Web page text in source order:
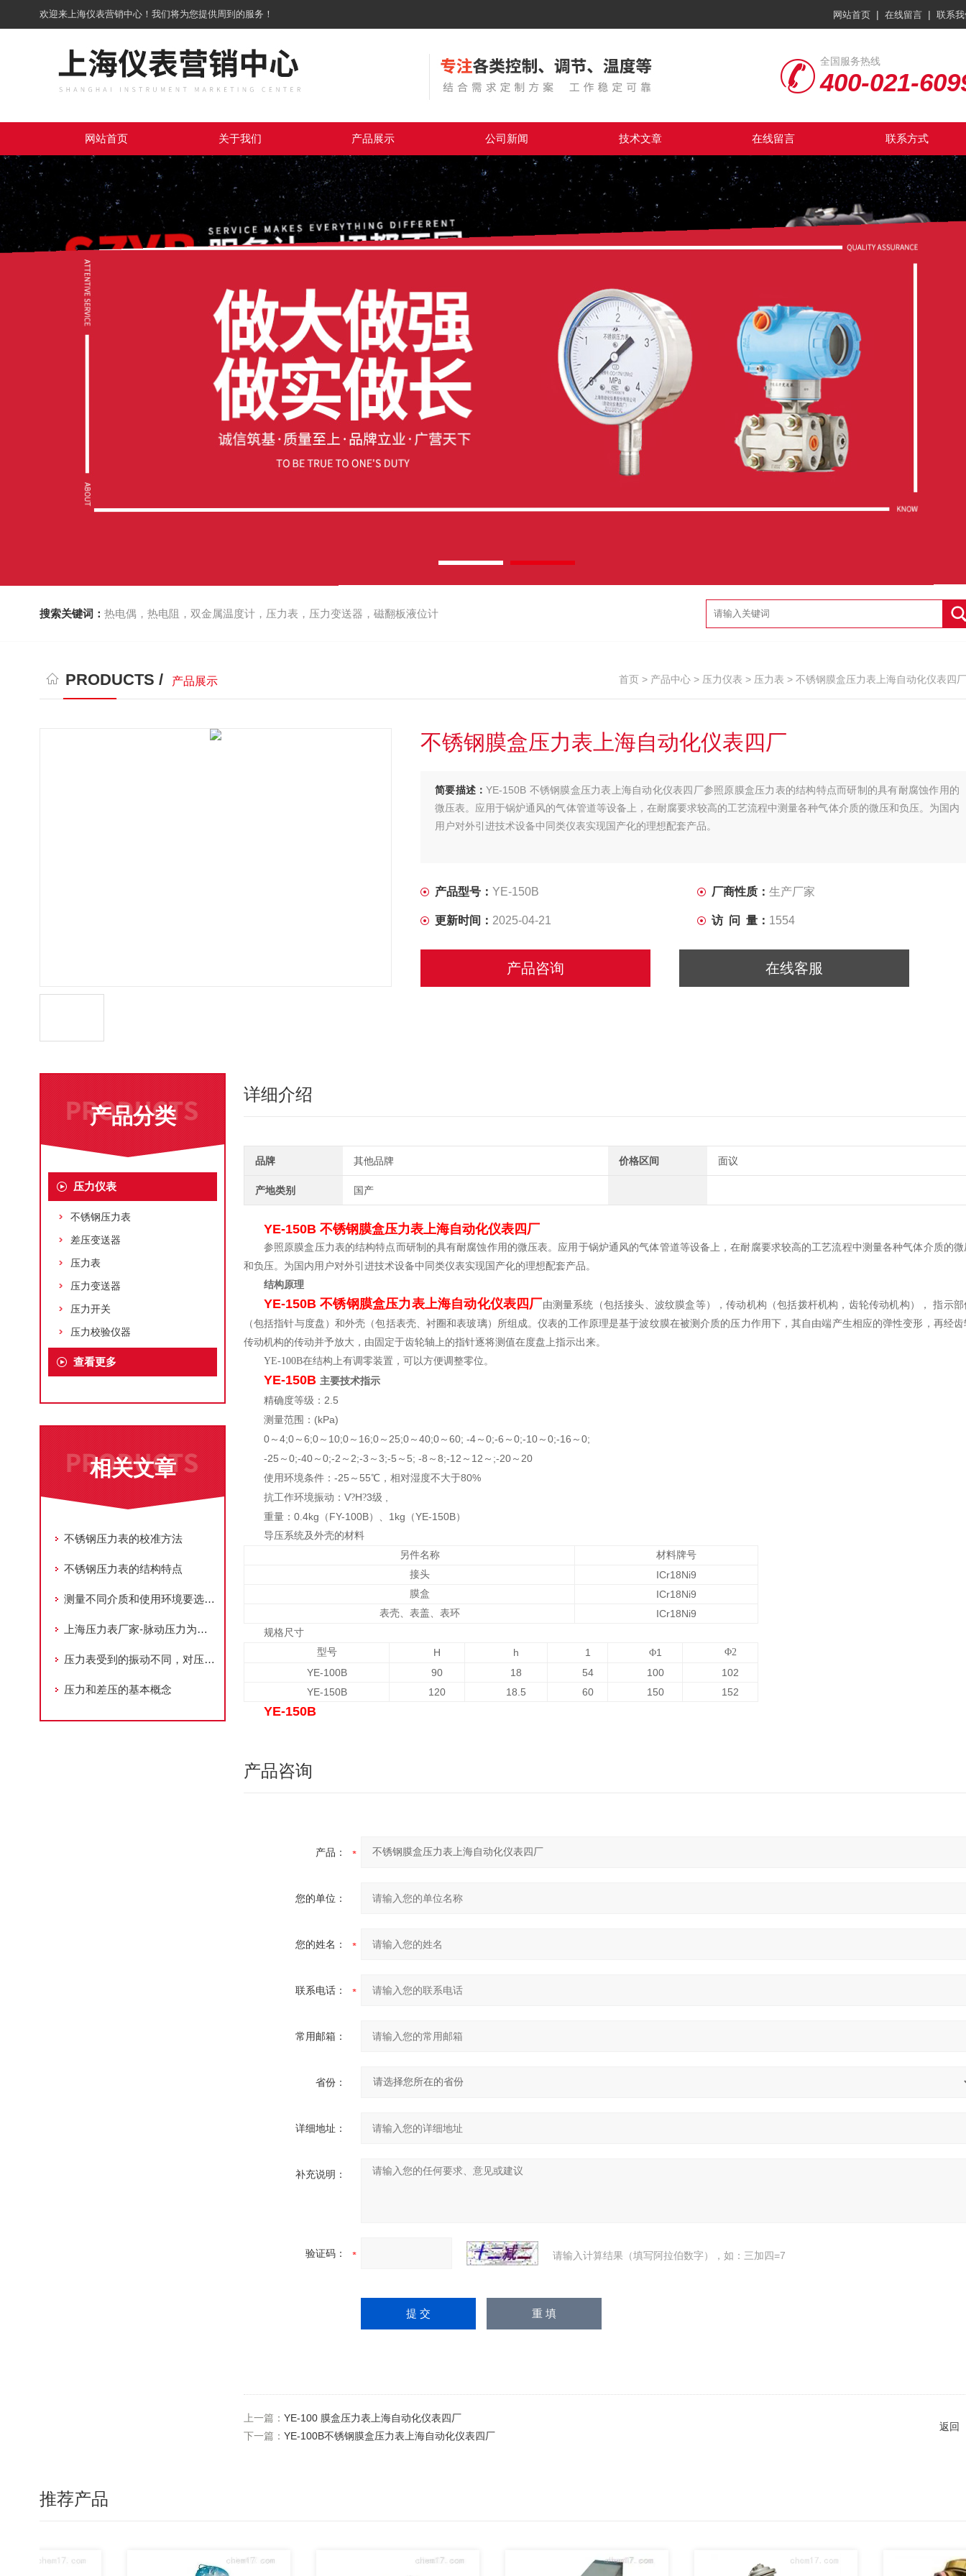
欢迎来上海仪表营销中心！我们将为您提供周到的服务！ 网站首页 | 在线留言 | 联系
全国服务热线
400-021-
网站首页 关于我们 产品展示 公司新闻 技术文章 在线留言 联系方式
搜索关键词： 热电偶，热电阻，双金属温度计，压力表，压力变送器，磁翻板液位计
PRODUCTS / 产品展示 首页 > 产品中心 > 压力仪表 > 压力表 > 不锈钢膜盒压力表上海自动化仪表四厂
不锈钢膜盒压力表上海自动化仪表四厂
简要描述：YE-150B 不锈钢膜盒压力表上海自动化仪表四厂参照原膜盒压力表的结构特点而研制的具有耐腐蚀作用的
微压表。应用于锅炉通风的气体管道等设备上，在耐腐要求较高的工艺流程中测量各种气体介质的微压和负压。为国内
用户对外引进技术设备中同类仪表实现国产化的理想配套产品。
产品型号： YE-150B 厂商性质： 生产厂家
更新时间： 2025-04-21 访 问 量： 1554
产品咨询 在线客服
产品分类
压力仪表
不锈钢压力表
差压变送器
压力表
压力变送器
压力开关
压力校验仪器
查看更多
相关文章
不锈钢压力表的校准方法
不锈钢压力表的结构特点
测量不同介质和使用环境要选用不同种类压力表
上海压力表厂家-脉动压力为负荷时，压力表应符合哪些要求
压力表受到的振动不同，对压力的增减幅也不同
压力和差压的基本概念
详细介绍
品牌 其他品牌 价格区间 面议
产地类别 国产
YE-150B 不锈钢膜盒压力表上海自动化仪表四厂
参照原膜盒压力表的结构特点而研制的具有耐腐蚀作用的微压表。应用于锅炉通风的气体管道等设备上，在耐腐要求较高的工艺流程中测量各种气体介质的微
和负压。为国内用户对外引进技术设备中同类仪表实现国产化的理想配套产品。
结构原理
YE-150B不锈钢膜盒压力表上海自动化仪表四厂由测量系统（包括接头、波纹膜盒等），传动机构（包括拨杆机构，齿轮传动机构）， 指示部
（包括指针与度盘）和外壳（包括表壳、衬圈和表玻璃）所组成。仪表的工作原理是基于波纹膜在被测介质的压力作用下，其自由端产生相应的弹性变形，再经齿
传动机构的传动并予放大，由固定于齿轮轴上的指针逐将测值在度盘上指示出来。
YE-100B在结构上有调零装置，可以方便调整零位。
YE-150B 主要技术指示
精确度等级： 2.5
测量范围： (kPa)
0 ～ 4;0 ～ 6;0 ～ 10;0 ～ 16;0 ～ 25;0 ～ 40;0 ～ 60; -4 ～ 0;-6 ～ 0;-10 ～ 0;-16 ～ 0;
-25 ～ 0;-40 ～ 0;-2 ～ 2;-3 ～ 3;-5 ～ 5; -8 ～ 8;-12 ～ 12 ～ ;-20 ～ 20
使用环境条件： -25 ～ 55℃，相对湿度不大于80%
抗工作环境振动： V?H?3级
重量： 0.4kg （ FY-100B）、 1kg （YE-150B）
导压系统及外壳的材料
另件名称
材料牌号
接头
ICr18Ni9
膜盒 ICr18Ni9
表壳、表盖、表环 ICr18Ni9
规格尺寸
型号
H h 1 Φ1 Φ2
YE-100B 90 18 54 100
102
YE-150B
120 18.5 60 150 152
YE-150B
产品咨询
产品：
您的单位：
您的姓名：
联系电话：
常用邮箱：
省份：
详细地址：
补充说明：
验证码： 请输入计算结果（填写阿拉伯数字），如：三加四=7
上一篇： YE-100 膜盒压力表上海自动化仪表四厂
下一篇： YE-100B不锈钢膜盒压力表上海自动化仪表四厂
返回
推荐产品